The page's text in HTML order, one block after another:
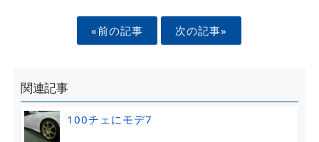
«前の記事 次の記事»
関連記事
100チェにモデ7